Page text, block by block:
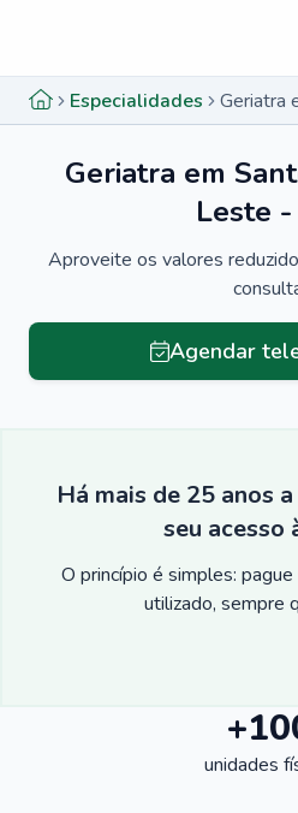
Especialidades
Geriatra em
Leste
Aproveite os valores
Agendar
Há mais de 25 anos
seu acesso
O princípio é simples:
utilizado, sempre
unidades